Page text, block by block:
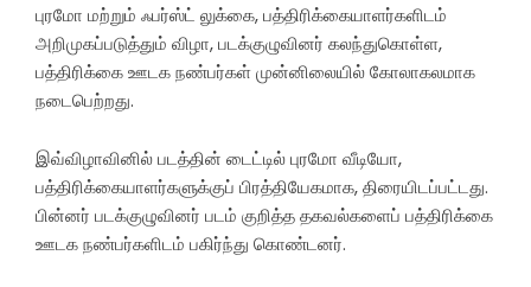
புரமோ மற்றும் ஃபர்ஸ்ட் லுக்கை, பத்திரிக்கையாளர்களிடம்
அறிமுகப்படுத்தும் விழா, படக்குழுவினர் கலந்துகொள்ள,
பத்திரிக்கை ஊடக நண்பர்கள் முன்னிலையில் கோலாகலமாக
நடைபெற்றது.
இவ்விழாவினில் படத்தின் டைட்டில் புரமோ வீடியோ,
பத்திரிக்கையாளர்களுக்குப் பிரத்தியேகமாக, திரையிடப்பட்டது.
பின்னர் படக்குழுவினர் படம் குறித்த தகவல்களைப் பத்திரிக்கை
ஊடக நண்பர்களிடம் பகிர்ந்து கொண்டனர்.